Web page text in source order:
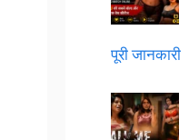
पूरी जानकारी